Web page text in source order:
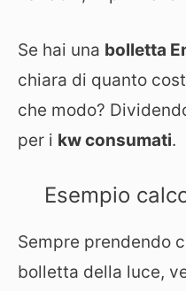
Se hai una bolletta
chiara di quanto
che modo?
per i kw consumati.
Esempio
Sempre prendendo
bolletta della luce,